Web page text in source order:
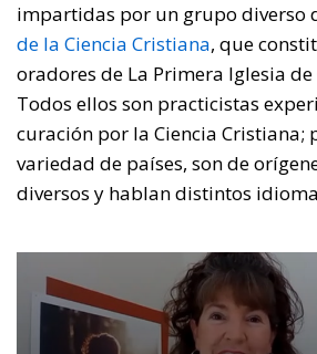
impartidas por un grupo diverso
de la Ciencia Cristiana, que
oradores de La Primera Iglesia de
Todos ellos son practicistas
curación por la Ciencia Cristiana;
variedad de países, son de
diversos y hablan distintos